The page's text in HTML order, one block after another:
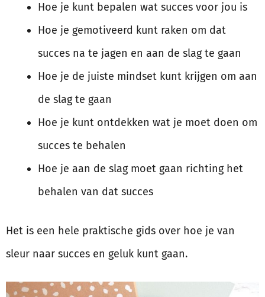
Hoe je kunt bepalen wat succes voor jou is
Hoe je gemotiveerd kunt raken om dat
succes na te jagen en aan de slag te gaan
Hoe je de juiste mindset kunt krijgen om aan
de slag te gaan
Hoe je kunt ontdekken wat je moet doen om
succes te behalen
Hoe je aan de slag moet gaan richting het
behalen van dat succes
Het is een hele praktische gids over hoe je van
sleur naar succes en geluk kunt gaan.